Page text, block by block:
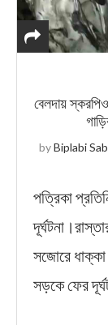
বেলদায়
byBiplabi
পত্রিকা
সজোরে ধাক্কা
সড়কে ফের